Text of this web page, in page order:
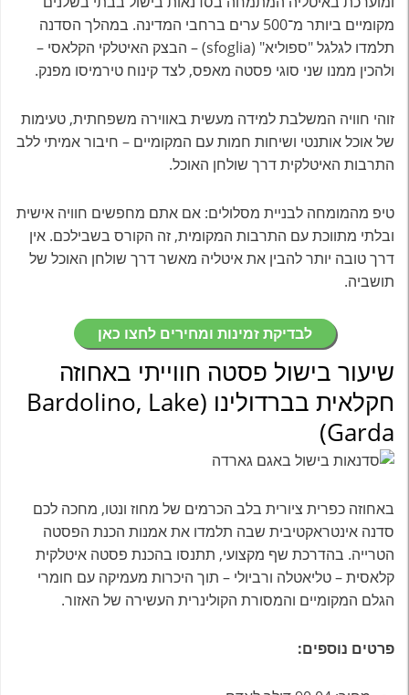
מקומיים ביותר מ־500 ערים ברחבי המדינה. במהלך הסדנה
תלמדו לגלגל "ספוליא" (sfoglia) – הבצק האיטלקי הקלאסי –
ולהכין ממנו שני סוגי פסטה מאפס, לצד קינוח טירמיסו מפנק.
זוהי חוויה המשלבת למידה מעשית באווירה משפחתית, טעימות
של אוכל אותנטי ושיחות חמות עם המקומיים – חיבור אמיתי ללב
התרבות האיטלקית דרך שולחן האוכל.
טיפ מהמומחה לבניית מסלולים: אם אתם מחפשים חוויה אישית
ובלתי מתווכת עם התרבות המקומית, זה הקורס בשבילכם. אין
דרך טובה יותר להבין את איטליה מאשר דרך שולחן האוכל של
תושביה.
לבדיקת זמינות ומחירים לחצו כאן
שיעור בישול פסטה חווייתי באחוזה
חקלאית בברדולינו (Bardolino, Lake
Garda)
באחוזה כפרית ציורית בלב הכרמים של מחוז ונטו, מחכה לכם
סדנה אינטראקטיבית שבה תלמדו את אמנות הכנת הפסטה
הטרייה. בהדרכת שף מקצועי, תתנסו בהכנת פסטה איטלקית
קלאסית – טליאטלה ורביולי – תוך היכרות מעמיקה עם חומרי
הגלם המקומיים והמסורת הקולינרית העשירה של האזור.
פרטים נוספים: